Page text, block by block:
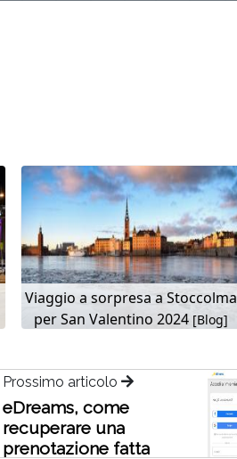
Viaggio a sorpresa a Stoccolma
per San Valentino 2024 [Blog]
Prossimo articolo
eDreams, come
recuperare una
prenotazione fatta